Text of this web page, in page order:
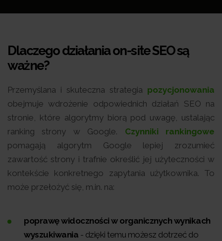
Dlaczego działania on-site SEO są
ważne?
Przemyślana i skuteczna strategia pozycjonowania
obejmuje wdrożenie odpowiednich działań SEO na
stronie, które algorytmy biorą pod uwagę, ustalając
ranking strony w Google. Czynniki rankingowe
pomagają algorytm Google lepiej zrozumieć
zawartość strony i trafnie określić jej użyteczności w
kontekście konkretnego zapytania użytkownika. To
może przełożyć się, m.in. na:
poprawę widoczności w organicznych wynikach
wyszukiwania - dzięki temu możesz dotrzeć do